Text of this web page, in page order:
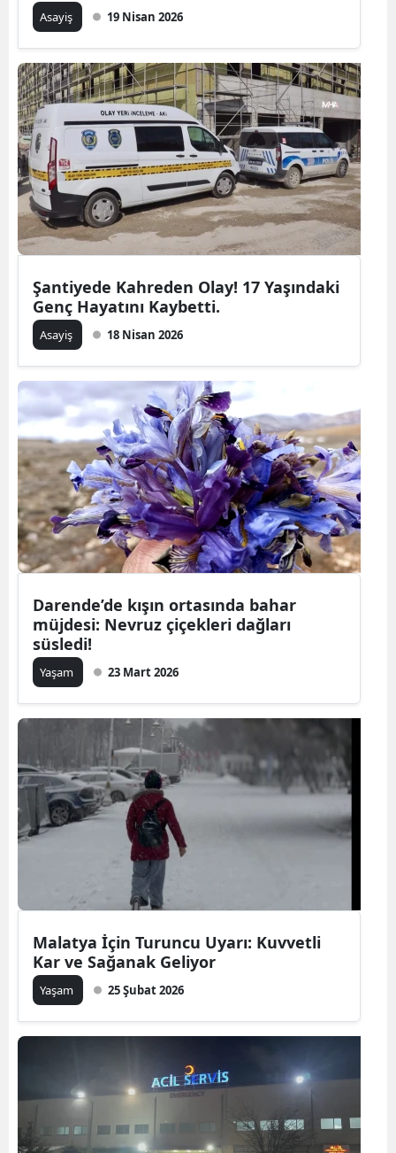
Asayiş 19 Nisan 2026
Şantiyede Kahreden Olay! 17 Yaşındaki
Genç Hayatını Kaybetti.
Asayiş 18 Nisan 2026
Darende’de kışın ortasında bahar
müjdesi: Nevruz çiçekleri dağları
süsledi!
Yaşam 23 Mart 2026
Malatya İçin Turuncu Uyarı: Kuvvetli
Kar ve Sağanak Geliyor
Yaşam 25 Şubat 2026